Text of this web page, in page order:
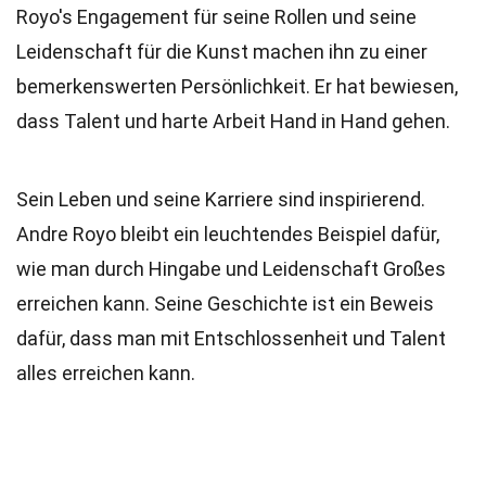
Royo's Engagement für seine Rollen und seine
Leidenschaft für die Kunst machen ihn zu einer
bemerkenswerten Persönlichkeit. Er hat bewiesen,
dass Talent und harte Arbeit Hand in Hand gehen.
Sein Leben und seine Karriere sind inspirierend.
Andre Royo bleibt ein leuchtendes Beispiel dafür,
wie man durch Hingabe und Leidenschaft Großes
erreichen kann. Seine Geschichte ist ein Beweis
dafür, dass man mit Entschlossenheit und Talent
alles erreichen kann.